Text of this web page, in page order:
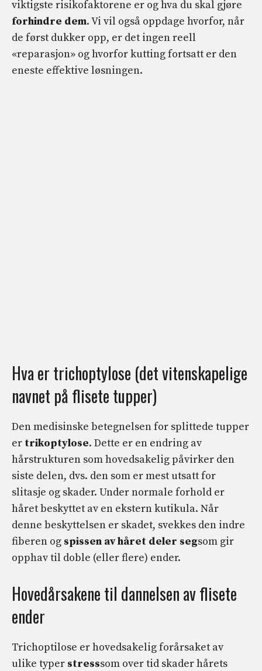
viktigste risikofaktorene er og hva du skal gjøre
forhindre dem. Vi vil også oppdage hvorfor, når
de først dukker opp, er det ingen reell
«reparasjon» og hvorfor kutting fortsatt er den
eneste effektive løsningen.
Hva er trichoptylose (det vitenskapelige
navnet på flisete tupper)
Den medisinske betegnelsen for splittede tupper
er trikoptylose. Dette er en endring av
hårstrukturen som hovedsakelig påvirker den
siste delen, dvs. den som er mest utsatt for
slitasje og skader. Under normale forhold er
håret beskyttet av en ekstern kutikula. Når
denne beskyttelsen er skadet, svekkes den indre
fiberen og spissen av håret deler segsom gir
opphav til doble (eller flere) ender.
Hovedårsakene til dannelsen av flisete
ender
Trichoptilose er hovedsakelig forårsaket av
ulike typer stresssom over tid skader hårets